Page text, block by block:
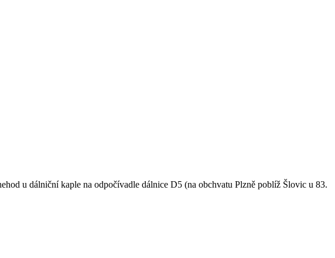
u dálniční kaple na odpočívadle dálnice D5 (na obchvatu Plzně poblíž Šlovic u 83.